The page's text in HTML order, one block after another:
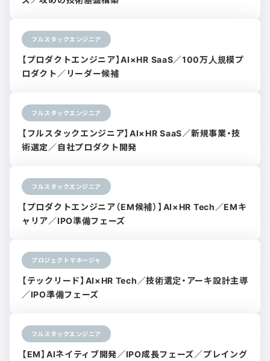
フルスタックエンジニア
【プロダクトエンジニア】AI×HR SaaS／100万人規模プ
ロダクト／リーダー候補
フルスタックエンジニア
【フルスタックエンジニア】AI×HR SaaS／新規事業・技
術選定／自社プロダクト開発
フルスタックエンジニア
【プロダクトエンジニア（EM候補）】AI×HR Tech／EMキ
ャリア／IPO準備フェーズ
プロジェクトマネージャ
【テックリード】AI×HR Tech／技術選定・アーキ設計主導
／IPO準備フェーズ
フルスタックエンジニア
【EM】AIネイティブ開発／IPO成長フェーズ／プレイング